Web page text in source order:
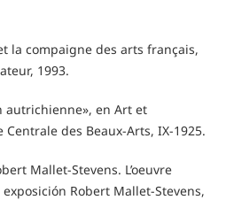
la compaigne des arts français,
1993.
autrichienne», en Art et
des Beaux-Arts, IX-1925.
Mallet-Stevens. L’oeuvre
Robert Mallet-Stevens,